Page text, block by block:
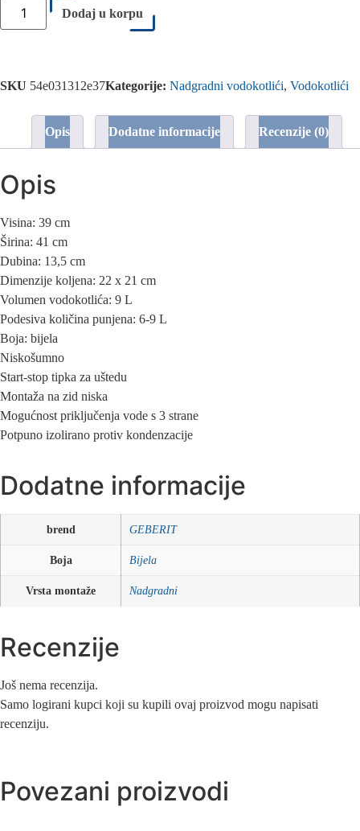
Dodaj u korpu
SKU 54e031312e37Kategorije: Nadgradni vodokotlići, Vodokotlići
Opis Dodatne informacije Recenzije (0)
Opis
Visina: 39 cm
Širina: 41 cm
Dubina: 13,5 cm
Dimenzije koljena: 22 x 21 cm
Volumen vodokotlića: 9 L
Podesiva količina punjena: 6-9 L
Boja: bijela
Niskošumno
Start-stop tipka za uštedu
Montaža na zid niska
Mogućnost priključenja vode s 3 strane
Potpuno izolirano protiv kondenzacije
Dodatne informacije
brend GEBERIT
Boja Bijela
Vrsta montaže Nadgradni
Recenzije
Još nema recenzija.
Samo logirani kupci koji su kupili ovaj proizvod mogu napisati
recenziju.
Povezani proizvodi